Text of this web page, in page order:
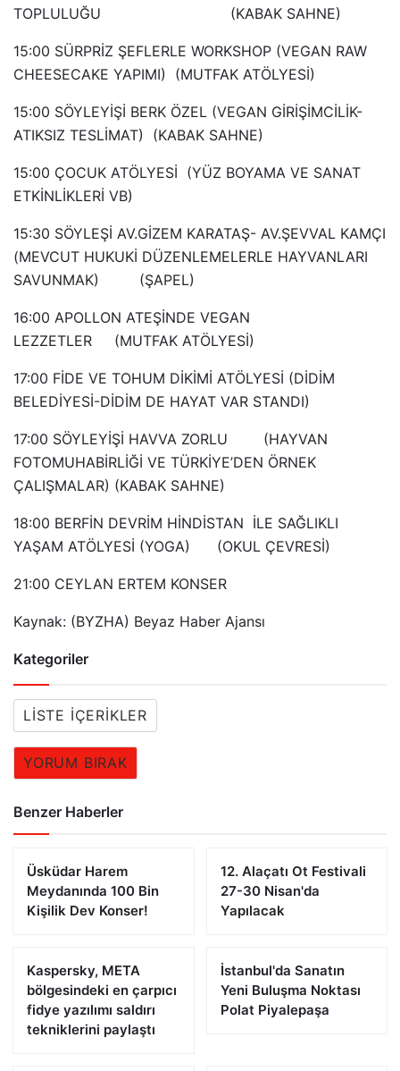
TOPLULUĞU (KABAK SAHNE)
15:00 SÜRPRİZ ŞEFLERLE WORKSHOP (VEGAN RAW
CHEESECAKE YAPIMI) (MUTFAK ATÖLYESİ)
15:00 SÖYLEYİŞİ BERK ÖZEL (VEGAN GİRİŞİMCİLİK-
ATIKSIZ TESLİMAT) (KABAK SAHNE)
15:00 ÇOCUK ATÖLYESİ (YÜZ BOYAMA VE SANAT
ETKİNLİKLERİ VB)
15:30 SÖYLEŞİ AV.GİZEM KARATAŞ- AV.ŞEVVAL KAMÇI
(MEVCUT HUKUKİ DÜZENLEMELERLE HAYVANLARI
SAVUNMAK) (ŞAPEL)
16:00 APOLLON ATEŞİNDE VEGAN
LEZZETLER (MUTFAK ATÖLYESİ)
17:00 FİDE VE TOHUM DİKİMİ ATÖLYESİ (DİDİM
BELEDİYESİ-DİDİM DE HAYAT VAR STANDI)
17:00 SÖYLEYİŞİ HAVVA ZORLU (HAYVAN
FOTOMUHABİRLİĞİ VE TÜRKİYE’DEN ÖRNEK
ÇALIŞMALAR) (KABAK SAHNE)
18:00 BERFİN DEVRİM HİNDİSTAN İLE SAĞLIKLI
YAŞAM ATÖLYESİ (YOGA) (OKUL ÇEVRESİ)
21:00 CEYLAN ERTEM KONSER
Kaynak: (BYZHA) Beyaz Haber Ajansı
Kategoriler
LISTE İÇERIKLER
YORUM BIRAK
Benzer Haberler
Üsküdar Harem
Meydanında 100 Bin
Kişilik Dev Konser!
12. Alaçatı Ot Festivali
27-30 Nisan'da
Yapılacak
Kaspersky, META
bölgesindeki en çarpıcı
fidye yazılımı saldırı
tekniklerini paylaştı
İstanbul'da Sanatın
Yeni Buluşma Noktası
Polat Piyalepaşa